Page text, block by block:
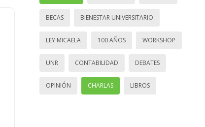
BECAS BIENESTAR UNIVERSITARIO
LEY MICAELA 100 AÑOS WORKSHOP
UNR CONTABILIDAD DEBATES
OPINIÓN CHARLAS LIBROS